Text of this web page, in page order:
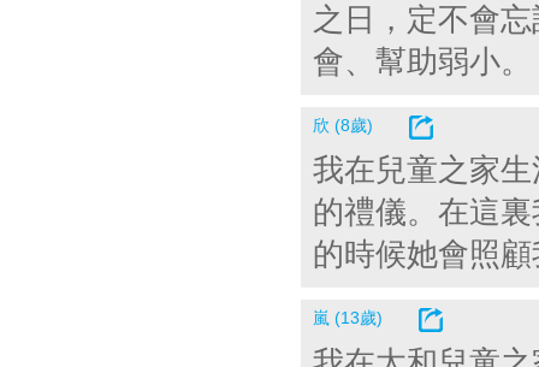
之日，定不會
會、幫助弱小。
欣 (8歲)
我在兒童之家
的禮儀。在這
的時候她會照
嵐 (13歲)